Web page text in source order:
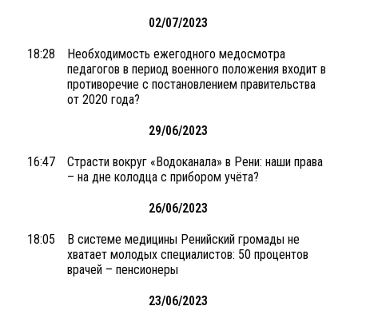
02/07/2023
18:28
Необходимость ежегодного медосмотра
педагогов в период военного положения входит в
противоречие с постановлением правительства
от 2020 года?
29/06/2023
16:47
Страсти вокруг «Водоканала» в Рени: наши права
– на дне колодца с прибором учёта?
26/06/2023
18:05
В системе медицины Ренийский громады не
хватает молодых специалистов: 50 процентов
врачей – пенсионеры
23/06/2023